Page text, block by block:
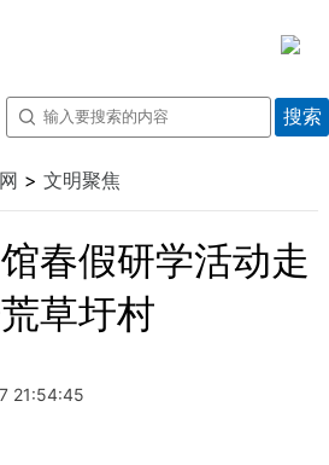
> 文明聚焦
春假研学活动走
草圩村
21:54:45